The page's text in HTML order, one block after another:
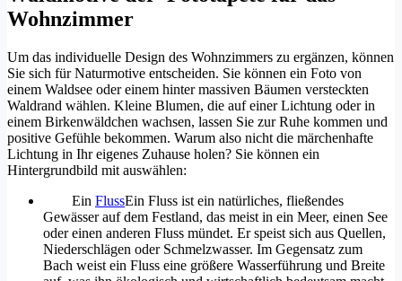
Wohnzimmer
Um das individuelle Design des Wohnzimmers zu ergänzen, können
Sie sich für Naturmotive entscheiden. Sie können ein Foto von
einem Waldsee oder einem hinter massiven Bäumen versteckten
Waldrand wählen. Kleine Blumen, die auf einer Lichtung oder in
einem Birkenwäldchen wachsen, lassen Sie zur Ruhe kommen und
positive Gefühle bekommen. Warum also nicht die märchenhafte
Lichtung in Ihr eigenes Zuhause holen? Sie können ein
Hintergrundbild mit auswählen:
Ein FlussEin Fluss ist ein natürliches, fließendes
Gewässer auf dem Festland, das meist in ein Meer, einen See
oder einen anderen Fluss mündet. Er speist sich aus Quellen,
Niederschlägen oder Schmelzwasser. Im Gegensatz zum
Bach weist ein Fluss eine größere Wasserführung und Breite